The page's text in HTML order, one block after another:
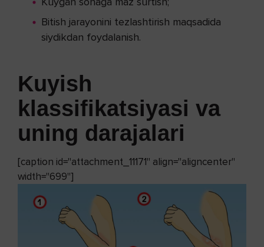
Bitish jarayonini tezlashtirish maqsadida
siydikdan foydalanish.
Kuyish
klassifikatsiyasi va
uning darajalari
[caption id="attachment_11171" align="aligncenter"
width="699"]